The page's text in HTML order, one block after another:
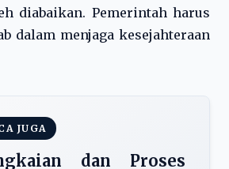
diabaikan. Pemerintah harus
dalam menjaga kesejahteraan
JUGA
dan Proses